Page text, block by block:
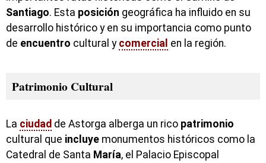
Santiago. Esta posición geográfica ha influido en su
desarrollo histórico y en su importancia como punto
de encuentro cultural y comercial en la región.
Patrimonio Cultural
La ciudad de Astorga alberga un rico patrimonio
cultural que incluye monumentos históricos como la
Catedral de Santa María, el Palacio Episcopal